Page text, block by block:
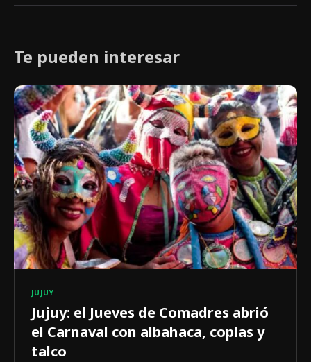
Te pueden interesar
JUJUY
Jujuy: el Jueves de Comadres abrió
el Carnaval con albahaca, coplas y
talco